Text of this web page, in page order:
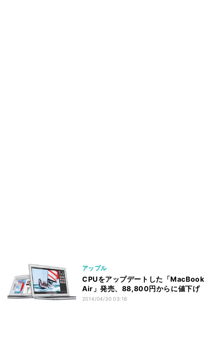
アップル
CPUをアップデートした「MacBook
Air」発売、88,800円からに値下げ
2014/04/30 03:16